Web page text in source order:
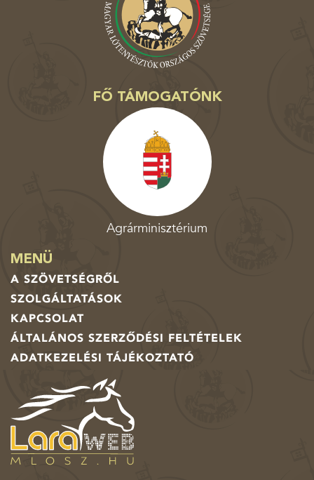
FŐ TÁMOGATÓNK
Agrárminisztérium
MENÜ
A SZÖVETSÉGRŐL
SZOLGÁLTATÁSOK
KAPCSOLAT
ÁLTALÁNOS SZERZŐDÉSI FELTÉTELEK
ADATKEZELÉSI TÁJÉKOZTATÓ